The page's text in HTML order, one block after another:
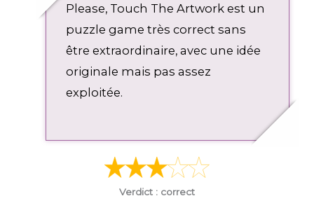
Please, Touch The Artwork est un
puzzle game très correct sans
être extraordinaire, avec une idée
originale mais pas assez
exploitée.
Verdict : correct